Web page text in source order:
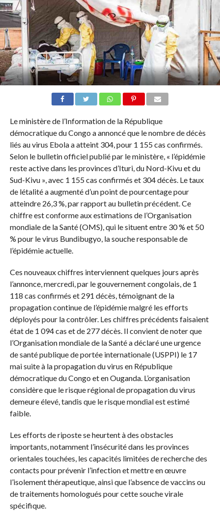
Le ministère de l’Information de la République
démocratique du Congo a annoncé que le nombre de décès
liés au virus Ebola a atteint 304, pour 1 155 cas confirmés.
Selon le bulletin officiel publié par le ministère, « l’épidémie
reste active dans les provinces d’Ituri, du Nord-Kivu et du
Sud-Kivu », avec 1 155 cas confirmés et 304 décès. Le taux
de létalité a augmenté d’un point de pourcentage pour
atteindre 26,3 %, par rapport au bulletin précédent. Ce
chiffre est conforme aux estimations de l’Organisation
mondiale de la Santé (OMS), qui le situent entre 30 % et 50
% pour le virus Bundibugyo, la souche responsable de
l’épidémie actuelle.
Ces nouveaux chiffres interviennent quelques jours après
l’annonce, mercredi, par le gouvernement congolais, de 1
118 cas confirmés et 291 décès, témoignant de la
propagation continue de l’épidémie malgré les efforts
déployés pour la contrôler. Les chiffres précédents faisaient
état de 1 094 cas et de 277 décès. Il convient de noter que
l’Organisation mondiale de la Santé a déclaré une urgence
de santé publique de portée internationale (USPPI) le 17
mai suite à la propagation du virus en République
démocratique du Congo et en Ouganda. L’organisation
considère que le risque régional de propagation du virus
demeure élevé, tandis que le risque mondial est estimé
faible.
Les efforts de riposte se heurtent à des obstacles
importants, notamment l’insécurité dans les provinces
orientales touchées, les capacités limitées de recherche des
contacts pour prévenir l’infection et mettre en œuvre
l’isolement thérapeutique, ainsi que l’absence de vaccins ou
de traitements homologués pour cette souche virale
spécifique.